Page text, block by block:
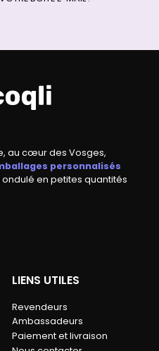
au cœur des Vosges,
personnalisés
en petites quantités
LIENS UTILES
Revendeurs
Ambassadeurs
Paiement et livraison